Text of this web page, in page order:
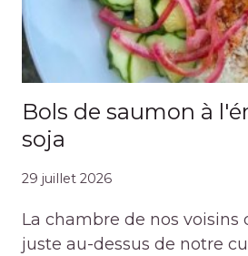
Bols de saumon à
soja
29 juillet 2026
La chambre de nos voisins
juste au-dessus de notre